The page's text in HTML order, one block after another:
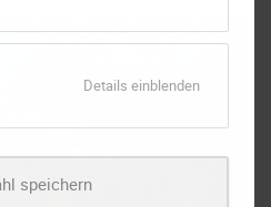
Details einblendenfür
speichern